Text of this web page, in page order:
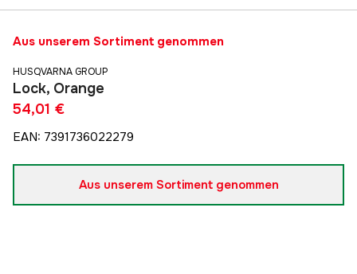
Aus unserem Sortiment genommen
HUSQVARNA GROUP
Lock, Orange
54,01 €
EAN: 7391736022279
Aus unserem Sortiment genommen